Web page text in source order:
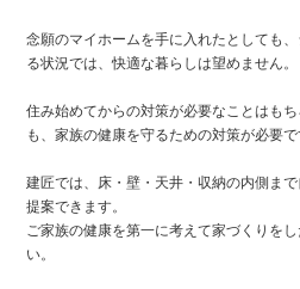
念願のマイホームを手に入れたとしても
る状況では、快適な暮らしは望めません。
住み始めてからの対策が必要なことはも
も、家族の健康を守るための対策が必要で
建匠では、床・壁・天井・収納の内側ま
提案できます。
ご家族の健康を第一に考えて家づくりを
い。